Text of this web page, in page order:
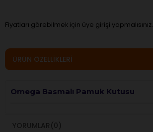
Fiyatları görebilmek için üye girişi yapmalısınız.
ÜRÜN ÖZELLIKLERI
Omega Basmalı Pamuk Kutusu
YORUMLAR (0)